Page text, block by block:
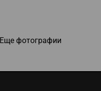
Еще фотографии